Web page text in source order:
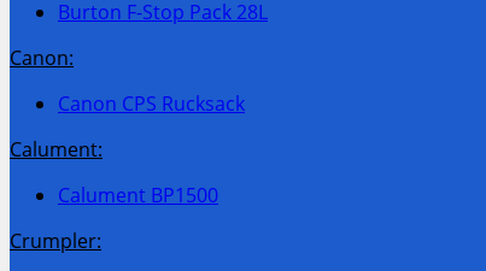
Burton F-Stop Pack 28L
Canon:
Canon CPS Rucksack
Calument:
Calument BP1500
Crumpler: